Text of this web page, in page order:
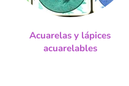
Acuarelas y lápices
acuarelables